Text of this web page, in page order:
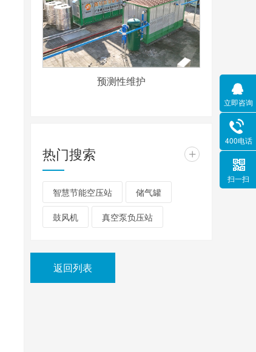
预测性维护
热门搜索 +
智慧节能空压站 储气罐
鼓风机 真空泵负压站
返回列表
立即咨询
400电话
扫一扫